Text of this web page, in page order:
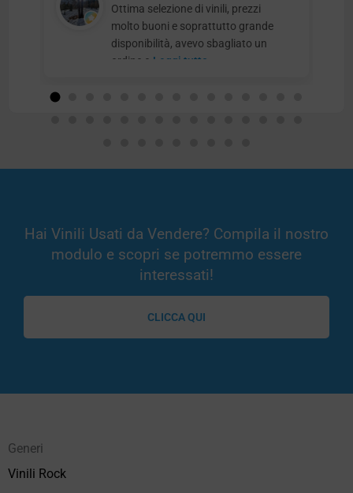
Ottima selezione di vinili, prezzi
molto buoni e soprattutto grande
disponibilità, avevo sbagliato un
ordine e Leggi tutto
Hai Vinili Usati da Vendere? Compila il nostro
modulo e scopri se potremmo essere
interessati!
CLICCA QUI
Generi
Vinili Rock